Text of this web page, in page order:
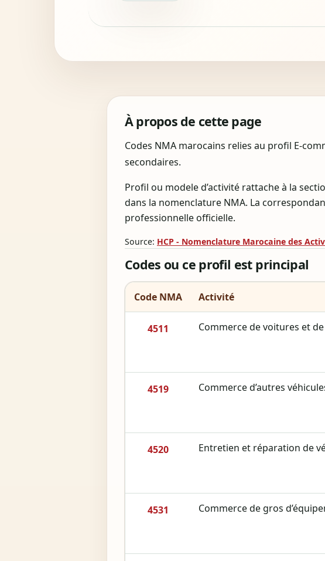
À propos de cette page
Codes NMA marocains relies au profil E-
secondaires.
Profil ou modele d’activité rattache à la
dans la nomenclature NMA. La
professionnelle officielle.
Source: HCP - Nomenclature Marocaine des
Codes ou ce profil est principal
Code NMA Activité
4511 Commerce de voitures et
4519 Commerce d’autres
4520 Entretien et réparation de
4531 Commerce de gros